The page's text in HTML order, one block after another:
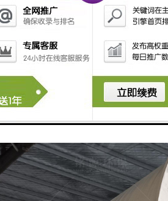
维护成本更低。一体化HMPP提升泵站设
泵站。一体化提升泵站为交钥匙工程，一